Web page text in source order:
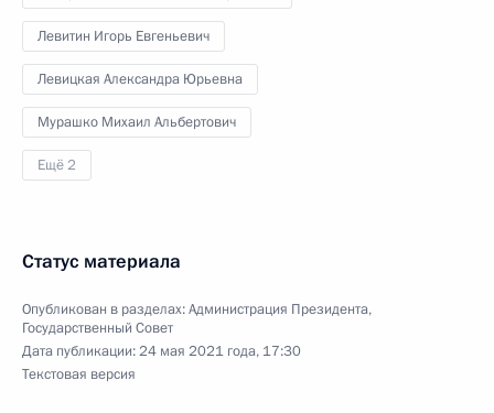
Левитин Игорь Евгеньевич
Левицкая Александра Юрьевна
Мурашко Михаил Альбертович
Ещё 2
Статус материала
Опубликован в разделах:Администрация Президента,
Государственный Совет
Дата публикации:24 мая 2021 года, 17:30
Текстовая версия